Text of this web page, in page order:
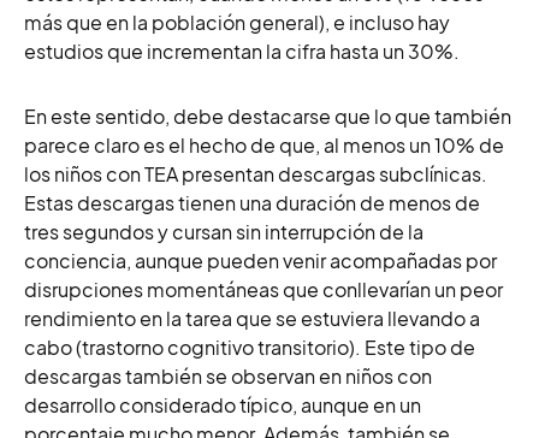
más que en la población general), e incluso hay
estudios que incrementan la cifra hasta un 30%.
En este sentido, debe destacarse que lo que también
parece claro es el hecho de que, al menos un 10% de
los niños con TEA presentan descargas subclínicas.
Estas descargas tienen una duración de menos de
tres segundos y cursan sin interrupción de la
conciencia, aunque pueden venir acompañadas por
disrupciones momentáneas que conllevarían un peor
rendimiento en la tarea que se estuviera llevando a
cabo (trastorno cognitivo transitorio). Este tipo de
descargas también se observan en niños con
desarrollo considerado típico, aunque en un